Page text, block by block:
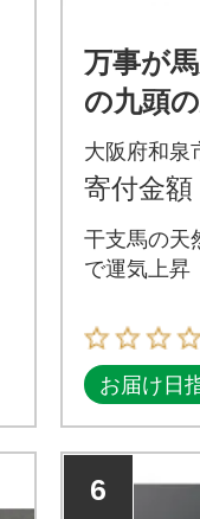
万事が
の九頭
ット 赤
大阪府和泉
寄付金額
干支馬の天
で運気上昇
お届け日
6